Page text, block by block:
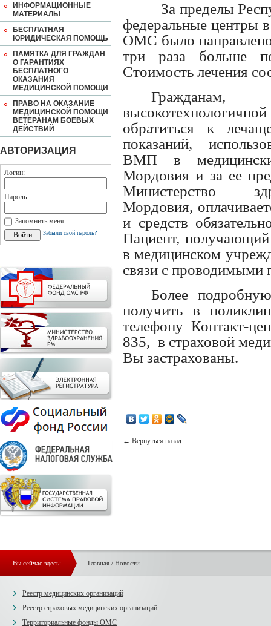
ИНФОРМАЦИОННЫЕ
МАТЕРИАЛЫ
БЕСПЛАТНАЯ
ЮРИДИЧЕСКАЯ ПОМОЩЬ
ПАМЯТКА ДЛЯ ГРАЖДАН
О ГАРАНТИЯХ
БЕСПЛАТНОГО
ОКАЗАНИЯ
МЕДИЦИНСКОЙ ПОМОЩИ
ПРАВО НА ОКАЗАНИЕ
МЕДИЦИНСКОЙ ПОМОЩИ
ВЕТЕРАНАМ БОЕВЫХ
ДЕЙСТВИЙ
АВТОРИЗАЦИЯ
Логин:
Пароль:
Запомнить меня
Забыли свой пароль?
За пределы
федеральные центры
ОМС было направлено
три раза больше
Стоимость лечения
обратиться к
показаний,
ВМП в
Мордовия и за ее
Министерство
Мордовия,
и средств
Пациент,
в медицинском
связи с проводимыми
Более
получить в
телефону Контакт-
835, в страховой
Вы застрахованы.
← Вернуться назад
Вы сейчас здесь: Главная/ Новости
Реестр медицинских организаций
Реестр страховых медицинских организаций
Территориальные фонды ОМС